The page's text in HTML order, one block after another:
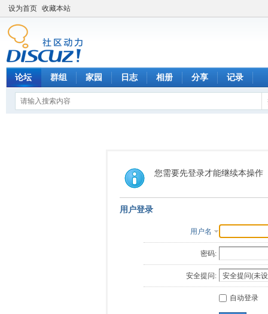
设为首页 收藏本站
论坛 群组 家园 日志 相册 分享 记录
您需要先登录才能继续本操作
用户登录
用户名
密码:
安全提问:
自动登录